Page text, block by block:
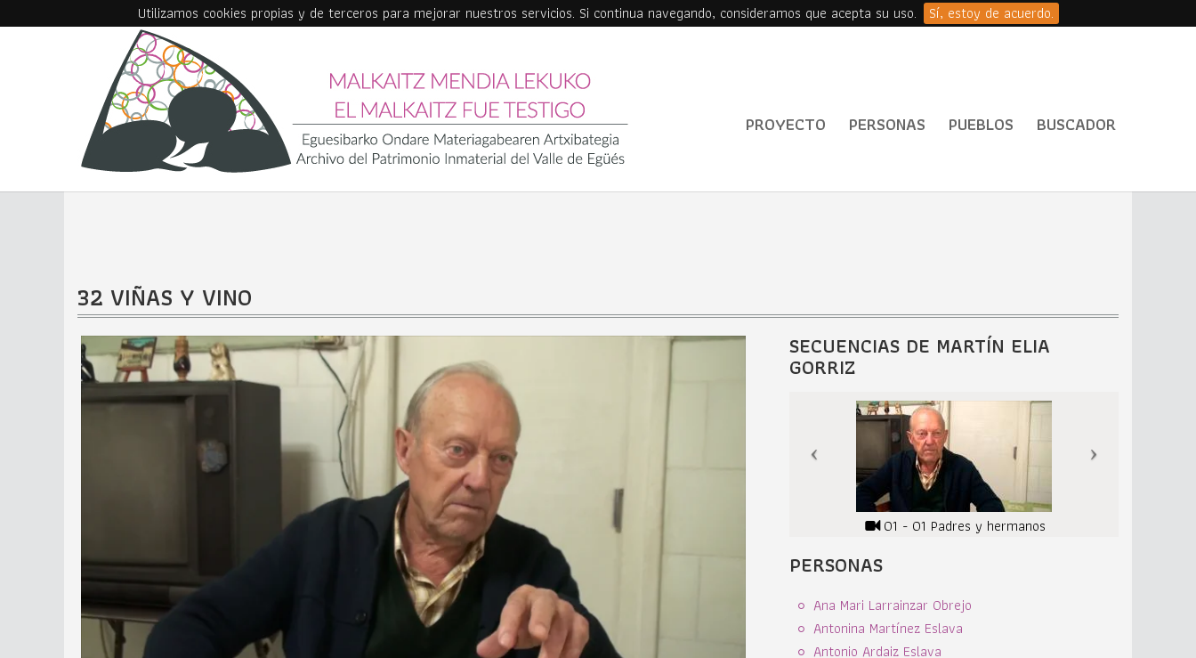
Utilizamos cookies propias y de terceros para mejorar nuestros servicios. Si continua navegando, consideramos que acepta su uso.
Sí, estoy de acuerdo.
PROYECTO PERSONAS PUEBLOS BUSCADOR
32 VIÑAS Y VINO
SECUENCIAS DE MARTÍN ELIA
GORRIZ
01 - 01 Padres y hermanos
PERSONAS
Ana Mari Larrainzar Obrejo
Antonina Martínez Eslava
Antonio Ardaiz Eslava